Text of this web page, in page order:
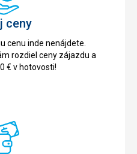
ceny
cenu inde nenájdete.
rozdiel ceny zájazdu a
€ v hotovosti!